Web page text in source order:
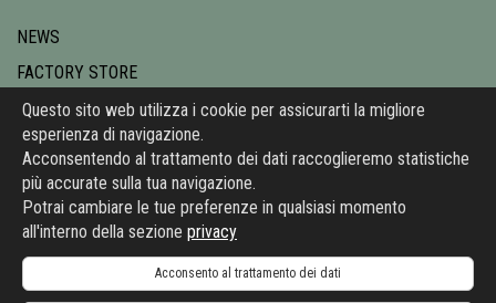
NEWS
FACTORY STORE
CONTATTI
PRIVACY
VBC CASA
36055 Nove (VI) | Italy | Via Molini 45 |
info@vbccasa.com| P.I. 00674890249
Questo sito web utilizza i cookie per assicurarti la migliore
esperienza di navigazione.
Acconsentendo al trattamento dei dati raccoglieremo statistiche
più accurate sulla tua navigazione.
Potrai cambiare le tue preferenze in qualsiasi momento
all'interno della sezione privacy
Acconsento al trattamento dei dati